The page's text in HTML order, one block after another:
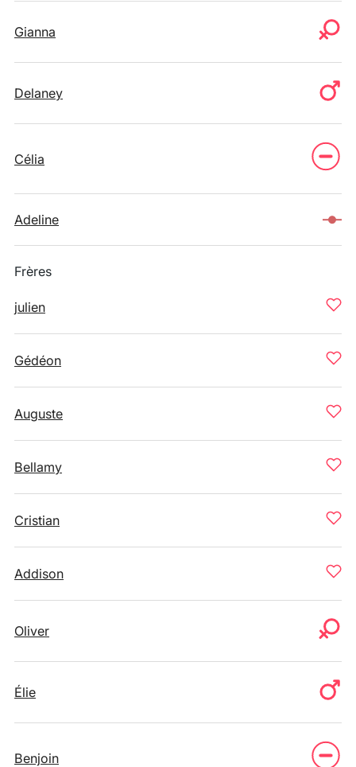
Gianna
Delaney
Célia
Adeline
Frères
julien
Gédéon
Auguste
Bellamy
Cristian
Addison
Oliver
Élie
Benjoin